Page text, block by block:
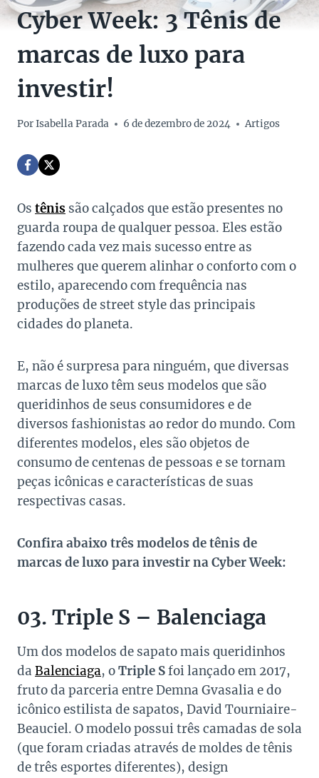
Cyber Week: 3 Tênis de
marcas de luxo para
investir!
PorIsabella Parada 6 de dezembro de 2024 Artigos
Os tênis são calçados que estão presentes no
guarda roupa de qualquer pessoa. Eles estão
fazendo cada vez mais sucesso entre as
mulheres que querem alinhar o conforto com o
estilo, aparecendo com frequência nas
produções de street style das principais
cidades do planeta.
E, não é surpresa para ninguém, que diversas
marcas de luxo têm seus modelos que são
queridinhos de seus consumidores e de
diversos fashionistas ao redor do mundo. Com
diferentes modelos, eles são objetos de
consumo de centenas de pessoas e se tornam
peças icônicas e características de suas
respectivas casas.
Confira abaixo três modelos de tênis de
marcas de luxo para investir na Cyber Week:
03. Triple S – Balenciaga
Um dos modelos de sapato mais queridinhos
da Balenciaga, oTriple Sfoi lançado em 2017,
fruto da parceria entre Demna Gvasalia e do
icônico estilista de sapatos, David Tourniaire-
Beauciel. O modelo possui três camadas de sola
(que foram criadas através de moldes de tênis
de três esportes diferentes), design